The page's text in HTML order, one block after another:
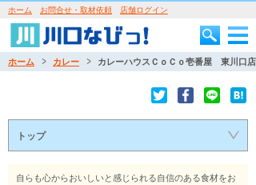
ホーム お問合せ・取材依頼 店舗ログイン
ホーム カレー カレーハウスＣｏＣｏ壱番屋 東川口店
トップ
自らも心からおいしいと感じられる自信のある食材をお